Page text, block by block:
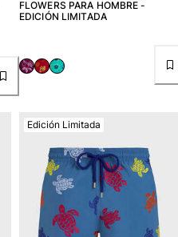
FLOWERS PARA HOMBRE -
EDICIÓN LIMITADA
Edición Limitada